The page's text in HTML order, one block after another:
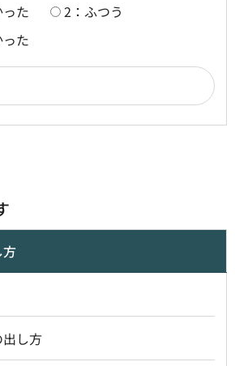
た
2：ふつう
た
し方